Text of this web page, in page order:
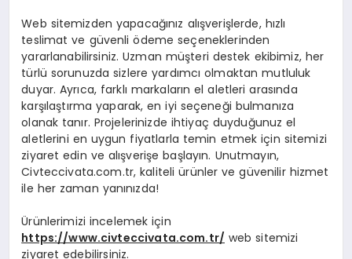
Web sitemizden yapacağınız alışverişlerde, hızlı
teslimat ve güvenli ödeme seçeneklerinden
yararlanabilirsiniz. Uzman müşteri destek ekibimiz, her
türlü sorunuzda sizlere yardımcı olmaktan mutluluk
duyar. Ayrıca, farklı markaların el aletleri arasında
karşılaştırma yaparak, en iyi seçeneği bulmanıza
olanak tanır. Projelerinizde ihtiyaç duyduğunuz el
aletlerini en uygun fiyatlarla temin etmek için sitemizi
ziyaret edin ve alışverişe başlayın. Unutmayın,
Civteccivata.com.tr, kaliteli ürünler ve güvenilir hizmet
ile her zaman yanınızda!
Ürünlerimizi incelemek için
https://www.civteccivata.com.tr/ web sitemizi
ziyaret edebilirsiniz.